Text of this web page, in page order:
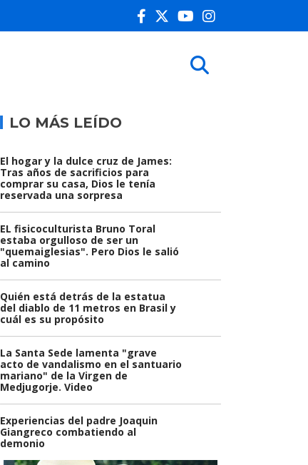
LO MÁS LEÍDO
El hogar y la dulce cruz de James:
Tras años de sacrificios para
comprar su casa, Dios le tenía
reservada una sorpresa
EL fisicoculturista Bruno Toral
estaba orgulloso de ser un
"quemaiglesias". Pero Dios le salió
al camino
Quién está detrás de la estatua
del diablo de 11 metros en Brasil y
cuál es su propósito
La Santa Sede lamenta "grave
acto de vandalismo en el santuario
mariano" de la Virgen de
Medjugorje. Video
Experiencias del padre Joaquin
Giangreco combatiendo al
demonio